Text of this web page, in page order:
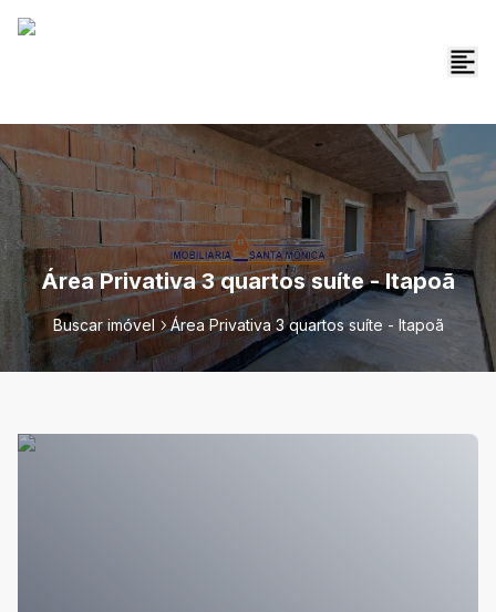
Área Privativa 3 quartos suíte - Itapoã
Buscar imóvel Área Privativa 3 quartos suíte - Itapoã